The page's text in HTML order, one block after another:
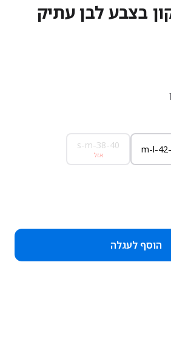
בצבע לבן עתיק
m-l-
s-m-38-40
אזל
הוסף לעגלה